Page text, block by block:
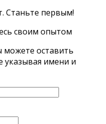
Станьте первым!
своим опытом
можете оставить
имени и